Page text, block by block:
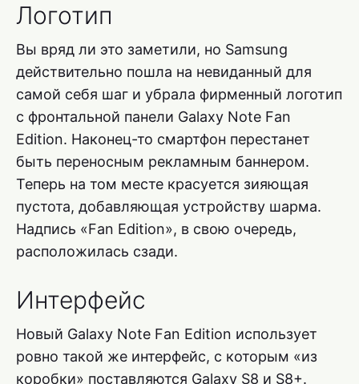
Логотип
Вы вряд ли это заметили, но Samsung
действительно пошла на невиданный для
самой себя шаг и убрала фирменный логотип
с фронтальной панели Galaxy Note Fan
Edition. Наконец-то смартфон перестанет
быть переносным рекламным баннером.
Теперь на том месте красуется зияющая
пустота, добавляющая устройству шарма.
Надпись «Fan Edition», в свою очередь,
расположилась сзади.
Интерфейс
Новый Galaxy Note Fan Edition использует
ровно такой же интерфейс, с которым «из
коробки» поставляются Galaxy S8 и S8+.